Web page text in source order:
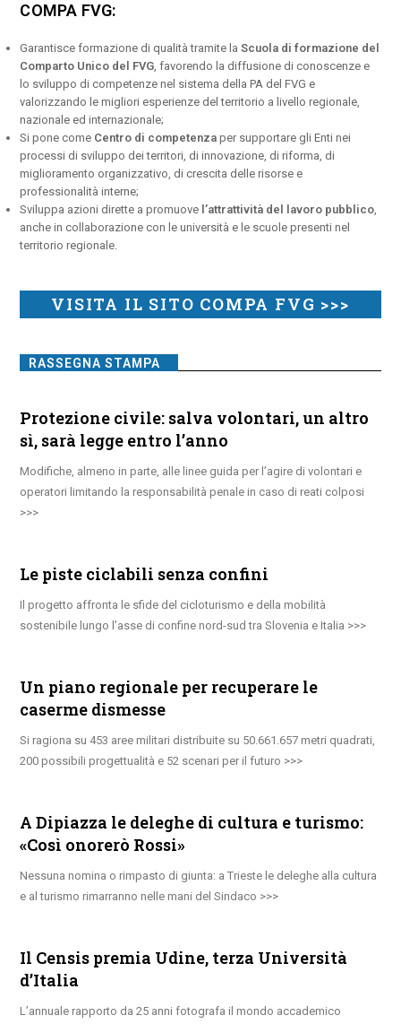
COMPA FVG:
Garantisce formazione di qualità tramite laScuola di formazione del
Comparto Unico del FVG, favorendo la diffusione di conoscenze e
lo sviluppo di competenze nel sistema della PA del FVG e
valorizzando le migliori esperienze del territorio a livello regionale,
nazionale ed internazionale;
Si pone come Centro di competenza per supportare gli Enti nei
processi di sviluppo dei territori, di innovazione, di riforma, di
miglioramento organizzativo, di crescita delle risorse e
professionalità interne;
Sviluppa azioni dirette a promuove l’attrattività del lavoro pubblico,
anche in collaborazione con le università e le scuole presenti nel
territorio regionale.
VISITA IL SITO COMPA FVG >>>
RASSEGNA STAMPA
Protezione civile: salva volontari, un altro
sì, sarà legge entro l’anno
Modifiche, almeno in parte, alle linee guida per l’agire di volontari e
operatori limitando la responsabilità penale in caso di reati colposi
Le piste ciclabili senza confini
Il progetto affronta le sfide del cicloturismo e della mobilità
sostenibile lungo l’asse di confine nord-sud tra Slovenia e Italia
Un piano regionale per recuperare le
caserme dismesse
Si ragiona su 453 aree militari distribuite su 50.661.657 metri quadrati,
200 possibili progettualità e 52 scenari per il futuro
A Dipiazza le deleghe di cultura e turismo:
«Così onorerò Rossi»
Nessuna nomina o rimpasto di giunta: a Trieste le deleghe alla cultura
e al turismo rimarranno nelle mani del Sindaco
Il Censis premia Udine, terza Università
d’Italia
L’annuale rapporto da 25 anni fotografa il mondo accademico